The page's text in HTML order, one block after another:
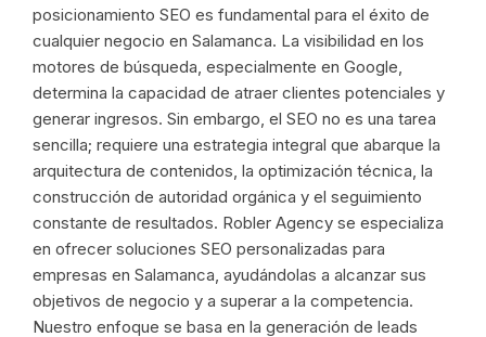
posicionamiento SEO es fundamental para el éxito de
cualquier negocio en Salamanca. La visibilidad en los
motores de búsqueda, especialmente en Google,
determina la capacidad de atraer clientes potenciales y
generar ingresos. Sin embargo, el SEO no es una tarea
sencilla; requiere una estrategia integral que abarque la
arquitectura de contenidos, la optimización técnica, la
construcción de autoridad orgánica y el seguimiento
constante de resultados. Robler Agency se especializa
en ofrecer soluciones SEO personalizadas para
empresas en Salamanca, ayudándolas a alcanzar sus
objetivos de negocio y a superar a la competencia.
Nuestro enfoque se basa en la generación de leads